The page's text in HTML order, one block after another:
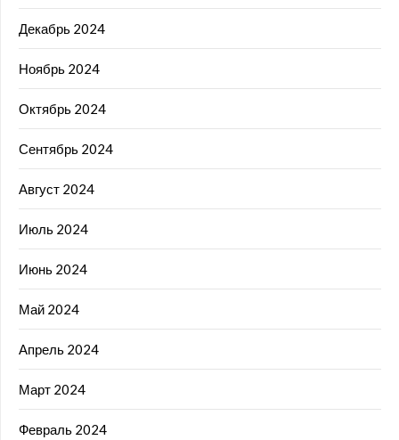
Декабрь 2024
Ноябрь 2024
Октябрь 2024
Сентябрь 2024
Август 2024
Июль 2024
Июнь 2024
Май 2024
Апрель 2024
Март 2024
Февраль 2024